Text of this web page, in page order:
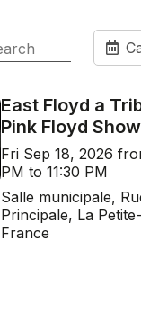
East Floyd a
Pink Floyd Show
Fri Sep 18, 2026
PM to 11:30 PM
Salle municipale,
Principale, La
France